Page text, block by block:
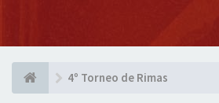
4º Torneo de Rimas